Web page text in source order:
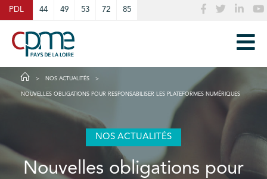
PDL 44 49 53 72 85
NOS ACTUALITÉS
NOUVELLES OBLIGATIONS POUR RESPONSABILISER LES PLATEFORMES NUMÉRIQUES
NOS ACTUALITÉS
Nouvelles obligations pour
Cookies management panel